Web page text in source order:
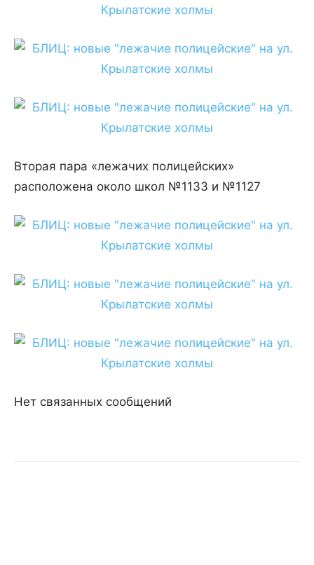
Вторая пара «лежачих полицейских»
расположена около школ №1133 и №1127
Нет связанных сообщений